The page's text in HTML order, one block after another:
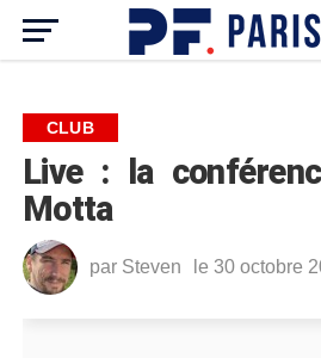
CLUB
Live : la
Motta
par Steven le 30 octobre